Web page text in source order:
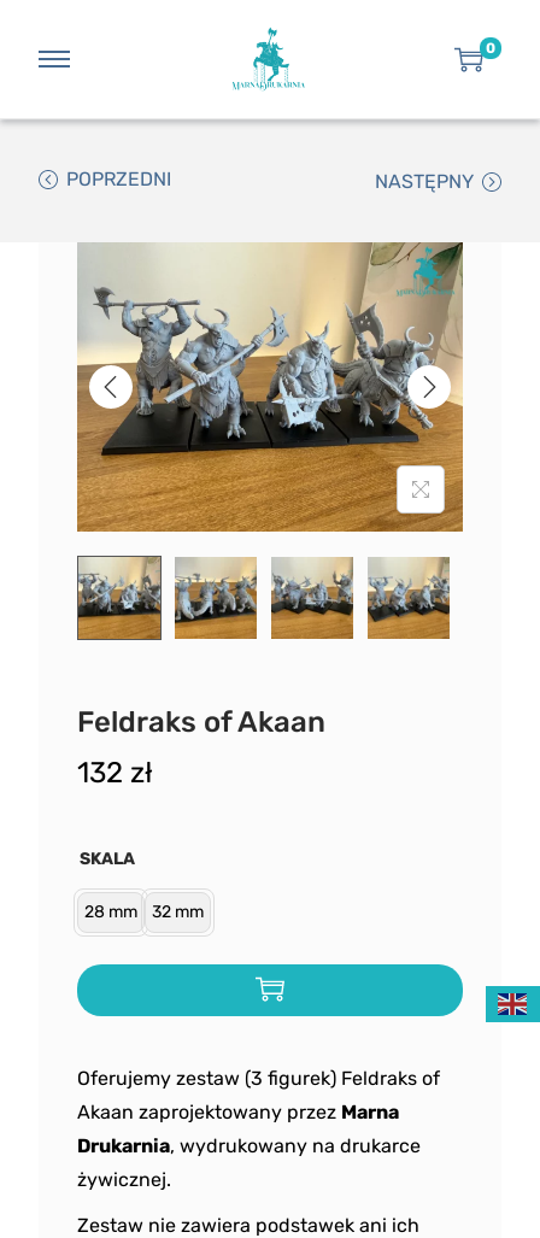
0
POPRZEDNI NASTĘPNY
Feldraks of Akaan
132 zł
Oferujemy zestaw (3 figurek) Feldraks of
Akaan zaprojektowany przez Marna
Drukarnia, wydrukowany na drukarce
żywicznej.
Zestaw nie zawiera podstawek ani ich
SKALA
28 mm 32 mm